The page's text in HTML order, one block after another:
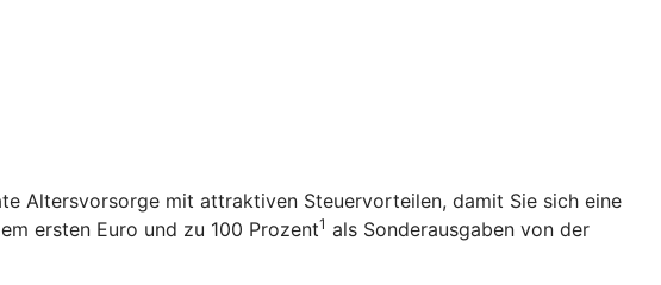
Altersvorsorge mit attraktiven Steuervorteilen, damit Sie sich eine
ersten Euro und zu 100 Prozent1 als Sonderausgaben von der